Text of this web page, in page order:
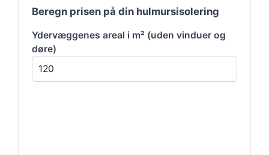
Beregn prisen på din hulmursisolering
Ydervæggenes areal i m² (uden vinduer og
døre)